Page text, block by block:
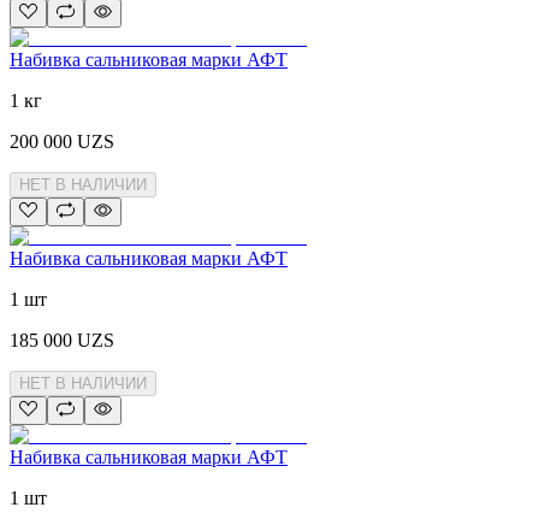
Набивка сальниковая марки АФТ
1 кг
200 000 UZS
НЕТ В НАЛИЧИИ
Набивка сальниковая марки АФТ
1 шт
185 000 UZS
НЕТ В НАЛИЧИИ
Набивка сальниковая марки АФТ
1 шт